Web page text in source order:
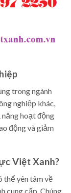
trong ngành
nghiệp khác,
hoạt động
động và giảm
Việt Xanh?
thể yên tâm về
cung cấp. Chúng